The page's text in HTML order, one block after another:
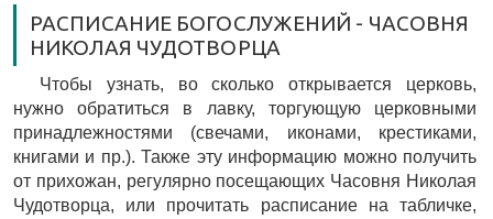
РАСПИСАНИЕ БОГОСЛУЖЕНИЙ - ЧАСОВНЯ
НИКОЛАЯ ЧУДОТВОРЦА
Чтобы узнать, во сколько открывается церковь,
нужно обратиться в лавку, торгующую церковными
принадлежностями (свечами, иконами, крестиками,
книгами и пр.). Также эту информацию можно получить
от прихожан, регулярно посещающих Часовня Николая
Чудотворца, или прочитать расписание на табличке,